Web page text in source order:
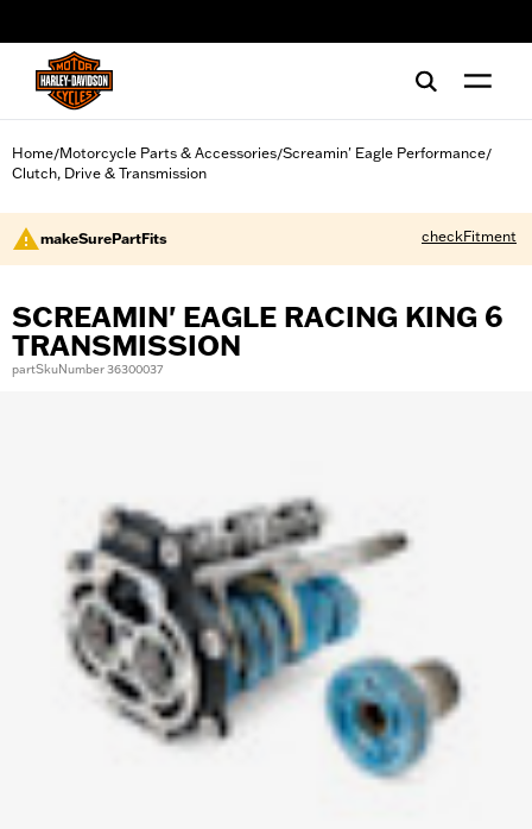
Home/Motorcycle Parts & Accessories/Screamin' Eagle Performance/
Clutch, Drive & Transmission
makeSurePartFits checkFitment
SCREAMIN' EAGLE RACING KING 6
TRANSMISSION
partSkuNumber 36300037